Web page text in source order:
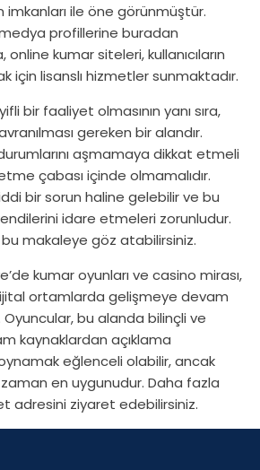
imkanları ile öne görünmüştür.
profillerine buradan
online kumar siteleri, kullanıcıların
için lisanslı hizmetler sunmaktadır.
bir faaliyet olmasının yanı sıra,
gereken bir alandır.
aşmamaya dikkat etmeli
çabası içinde olmamalıdır.
bir sorun haline gelebilir ve bu
idare etmeleri zorunludur.
bu makaleye göz atabilirsiniz.
kumar oyunları ve casino mirası,
ortamlarda gelişmeye devam
bu alanda bilinçli ve
kaynaklardan açıklama
eğlenceli olabilir, ancak
zaman en uygunudur. Daha fazla
adresini ziyaret edebilirsiniz.